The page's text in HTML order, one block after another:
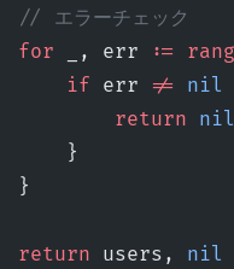
// エラーチェック
for
_, err :=
if
err != nil
return
nil
}
}
return
users, nil